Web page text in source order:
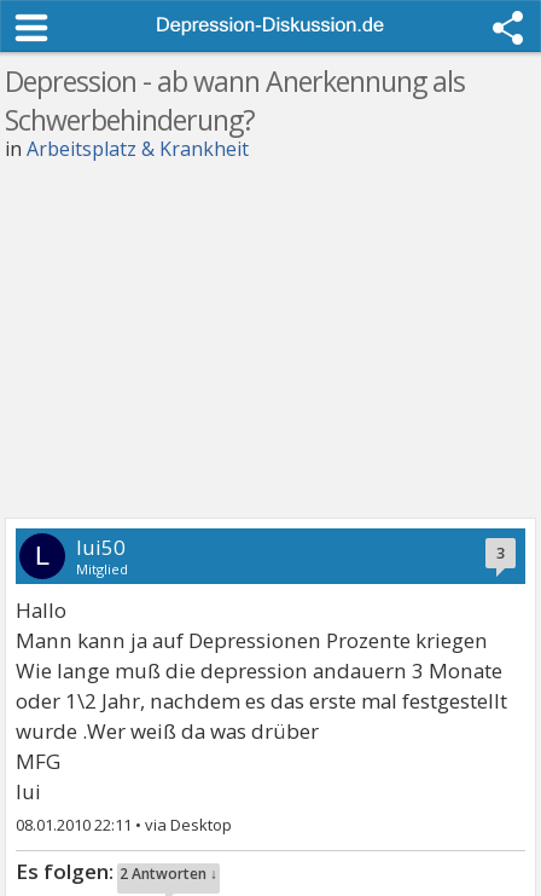
Depression - ab wann Anerkennung als
Schwerbehinderung?
inArbeitsplatz & Krankheit
3
L lui50
Mitglied
Hallo
Mann kann ja auf Depressionen Prozente kriegen
Wie lange muß die depression andauern 3 Monate
oder 1\2 Jahr, nachdem es das erste mal festgestellt
wurde .Wer weiß da was drüber
MFG
lui
08.01.2010 22:11 •
2 Antworten ↓